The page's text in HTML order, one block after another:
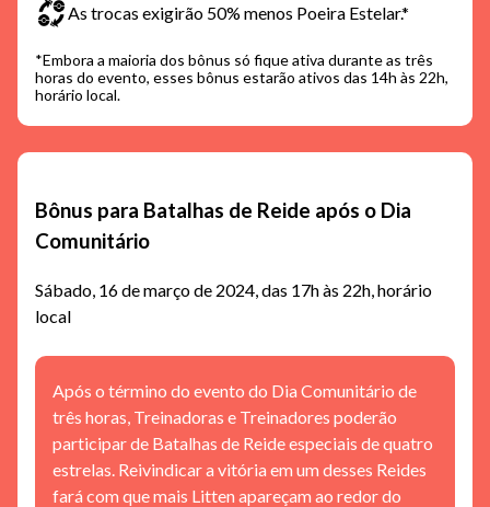
As trocas exigirão 50% menos Poeira Estelar.*
*Embora a maioria dos bônus só fique ativa durante as três
horas do evento, esses bônus estarão ativos das 14h às 22h,
horário local.
Bônus para Batalhas de Reide após o Dia
Comunitário
Sábado, 16 de março de 2024, das 17h às 22h, horário
local
Após o término do evento do Dia Comunitário de
três horas, Treinadoras e Treinadores poderão
participar de Batalhas de Reide especiais de quatro
estrelas. Reivindicar a vitória em um desses Reides
fará com que mais Litten apareçam ao redor do